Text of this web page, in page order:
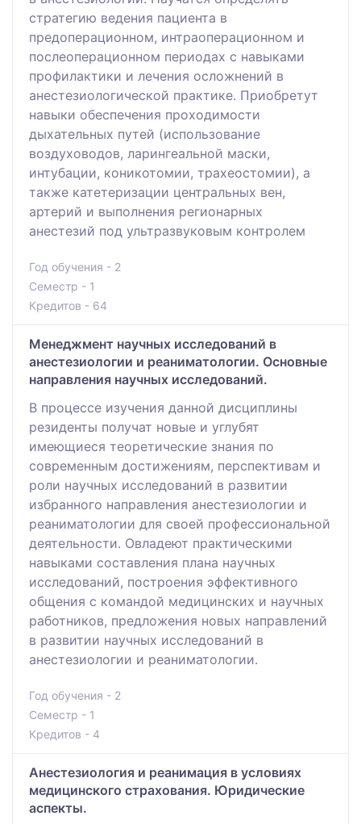
стратегию ведения пациента в
предоперационном, интраоперационном и
послеоперационном периодах с навыками
профилактики и лечения осложнений в
анестезиологической практике. Приобретут
навыки обеспечения проходимости
дыхательных путей (использование
воздуховодов, ларингеальной маски,
интубации, коникотомии, трахеостомии), а
также катетеризации центральных вен,
артерий и выполнения регионарных
анестезий под ультразвуковым контролем
Год обучения - 2
Семестр - 1
Кредитов - 64
Менеджмент научных исследований в
анестезиологии и реаниматологии. Основные
направления научных исследований.
В процессе изучения данной дисциплины
резиденты получат новые и углубят
имеющиеся теоретические знания по
современным достижениям, перспективам и
роли научных исследований в развитии
избранного направления анестезиологии и
реаниматологии для своей профессиональной
деятельности. Овладеют практическими
навыками составления плана научных
исследований, построения эффективного
общения с командой медицинских и научных
работников, предложения новых направлений
в развитии научных исследований в
анестезиологии и реаниматологии.
Год обучения - 2
Семестр - 1
Кредитов - 4
Анестезиология и реанимация в условиях
медицинского страхования. Юридические
аспекты.